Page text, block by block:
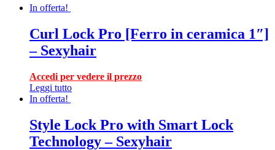
In offerta!
Curl Lock Pro [Ferro in ceramica 1″]
– Sexyhair
Accedi per vedere il prezzo
Leggi tutto
In offerta!
Style Lock Pro with Smart Lock
Technology – Sexyhair